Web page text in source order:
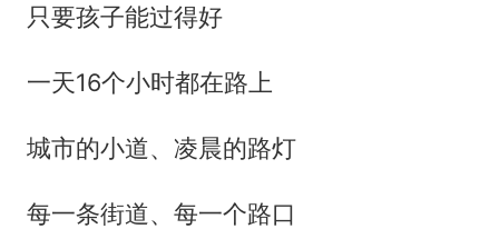
只要孩子能过得好
一天16个小时都在路上
城市的小道、凌晨的路灯
每一条街道、每一个路口